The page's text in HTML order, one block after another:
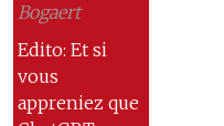
Bogaert
Edito: Et si
vous
appreniez que